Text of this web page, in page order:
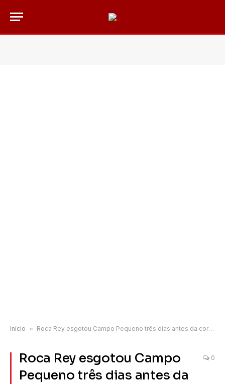
Início » Roca Rey esgotou Campo Pequeno três dias antes da corrida
Roca Rey esgotou Campo
Pequeno três dias antes da
0